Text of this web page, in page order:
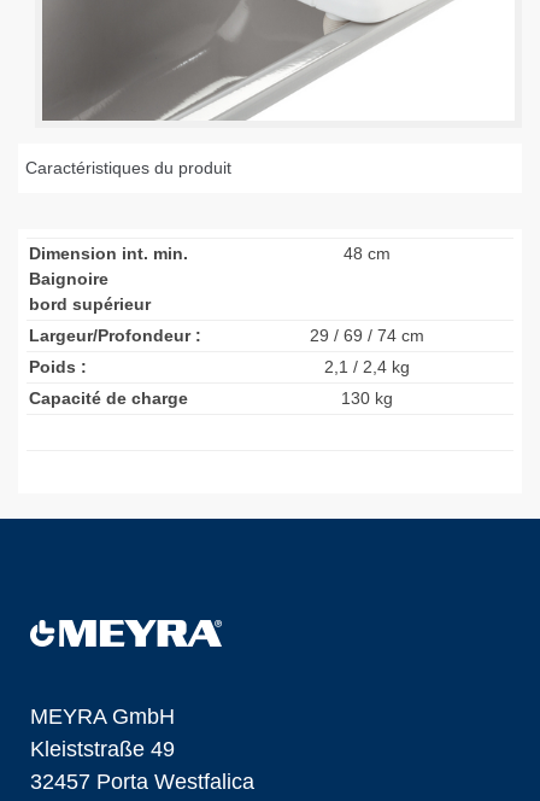
Caractéristiques du produit
Dimension int. min.
Baignoire
bord supérieur
48 cm
Largeur/Profondeur :
29 / 69 / 74 cm
Poids :
2,1 / 2,4 kg
Capacité de charge
130 kg
MEYRA GmbH
Kleiststraße 49
32457 Porta Westfalica